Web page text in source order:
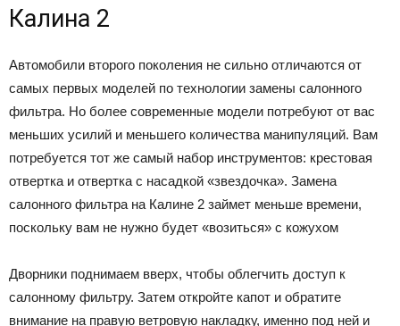
Калина 2
Автомобили второго поколения не сильно отличаются от
самых первых моделей по технологии замены салонного
фильтра. Но более современные модели потребуют от вас
меньших усилий и меньшего количества манипуляций. Вам
потребуется тот же самый набор инструментов: крестовая
отвертка и отвертка с насадкой «звездочка». Замена
салонного фильтра на Калине 2 займет меньше времени,
поскольку вам не нужно будет «возиться» с кожухом
Дворники поднимаем вверх, чтобы облегчить доступ к
салонному фильтру. Затем откройте капот и обратите
внимание на правую ветровую накладку, именно под ней и